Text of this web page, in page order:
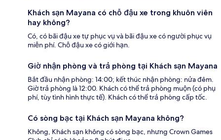
Khách sạn Mayana có chỗ đậu xe trong khuôn viên
hay không?
Có, có bãi đậu xe tự phục vụ và bãi đậu xe có người phục vụ
miễn phí. Chỗ đậu xe có giới hạn.
Giờ nhận phòng và trả phòng tại Khách sạn Mayana
Bắt đầu nhận phòng: 14:00; kết thúc nhận phòng: nửa đêm.
Giờ trả phòng là 12:00. Khách có thể trả phòng muộn (có phụ
phí, tùy tình hình thực tế). Khách có thể trả phòng cấp tốc.
Có sòng bạc tại Khách sạn Mayana không?
Không, Khách sạn không có sòng bạc, nhưng Crown Games